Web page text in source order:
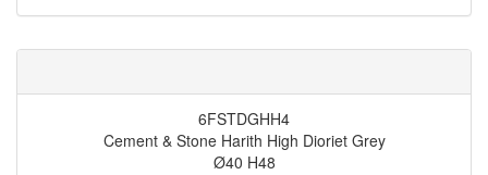
6FSTDGHH4
Cement & Stone Harith High Dioriet Grey
Ø40 H48